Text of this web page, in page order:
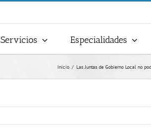
Servicios Especialidades
Inicio Las Juntas de Gobierno Local no